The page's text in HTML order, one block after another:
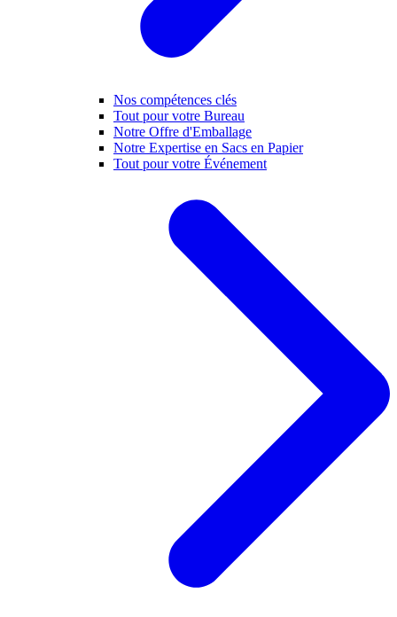
Nos compétences clés
Tout pour votre Bureau
Notre Offre d'Emballage
Notre Expertise en Sacs en Papier
Tout pour votre Événement